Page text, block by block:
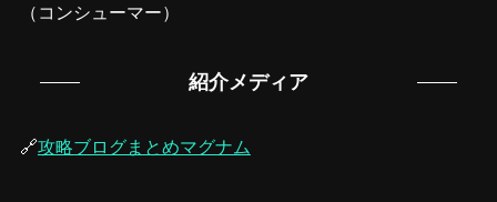
（コンシューマー）
紹介メディア
🔗攻略ブログまとめマグナム